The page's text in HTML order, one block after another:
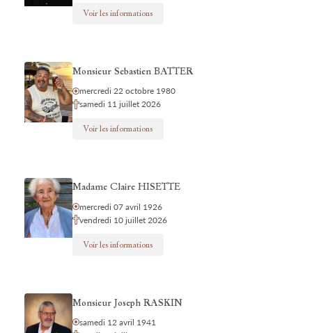
Voir les informations
Monsieur Sebastien BATTER
mercredi 22 octobre 1980
samedi 11 juillet 2026
Voir les informations
Madame Claire HISETTE
mercredi 07 avril 1926
vendredi 10 juillet 2026
Voir les informations
Monsieur Joseph RASKIN
samedi 12 avril 1941